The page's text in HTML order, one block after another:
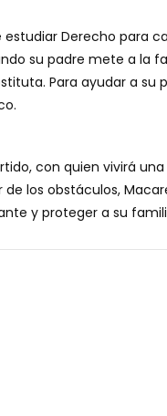
Derecho para
su padre mete a la
Para ayudar a su
con quien vivirá
los obstáculos,
y proteger a su